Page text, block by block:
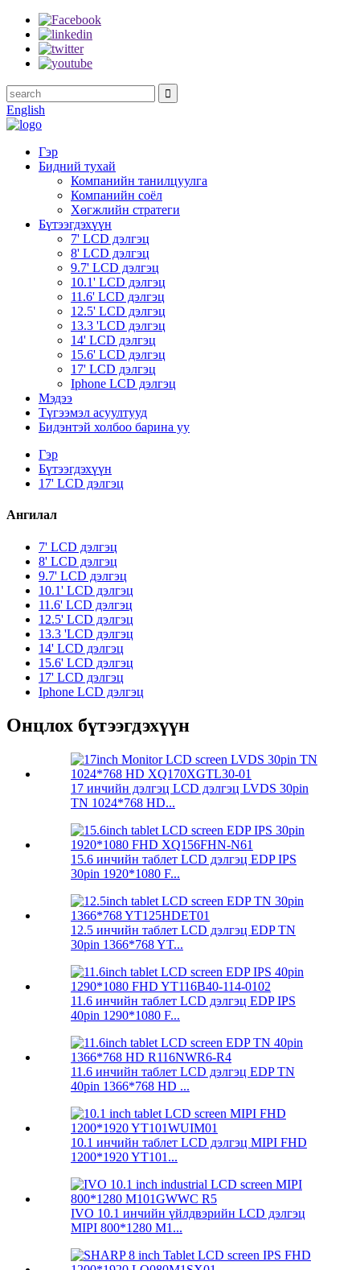
English
Гэр
Бидний тухай
Компанийн танилцуулга
Компанийн соёл
Хөгжлийн стратеги
Бүтээгдэхүүн
7' LCD дэлгэц
8' LCD дэлгэц
9.7' LCD дэлгэц
10.1' LCD дэлгэц
11.6' LCD дэлгэц
12.5' ​​LCD дэлгэц
13.3 'LCD дэлгэц
14' LCD дэлгэц
15.6' LCD дэлгэц
17' LCD дэлгэц
Iphone LCD дэлгэц
Мэдээ
Түгээмэл асуултууд
Бидэнтэй холбоо барина уу
Гэр
Бүтээгдэхүүн
17' LCD дэлгэц
Ангилал
7' LCD дэлгэц
8' LCD дэлгэц
9.7' LCD дэлгэц
10.1' LCD дэлгэц
11.6' LCD дэлгэц
12.5' ​​LCD дэлгэц
13.3 'LCD дэлгэц
14' LCD дэлгэц
15.6' LCD дэлгэц
17' LCD дэлгэц
Iphone LCD дэлгэц
Онцлох бүтээгдэхүүн
17 инчийн дэлгэц LCD дэлгэц LVDS 30pin
TN 1024*768 HD...
15.6 инчийн таблет LCD дэлгэц EDP IPS
30pin 1920*1080 F...
12.5 инчийн таблет LCD дэлгэц EDP TN
30pin 1366*768 YT...
11.6 инчийн таблет LCD дэлгэц EDP IPS
40pin 1290*1080 F...
11.6 инчийн таблет LCD дэлгэц EDP TN
40pin 1366*768 HD ...
10.1 инчийн таблет LCD дэлгэц MIPI FHD
1200*1920 YT101...
IVO 10.1 инчийн үйлдвэрийн LCD дэлгэц
MIPI 800*1280 M1...